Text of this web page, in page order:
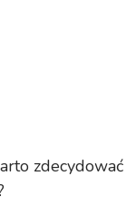
zdecydować